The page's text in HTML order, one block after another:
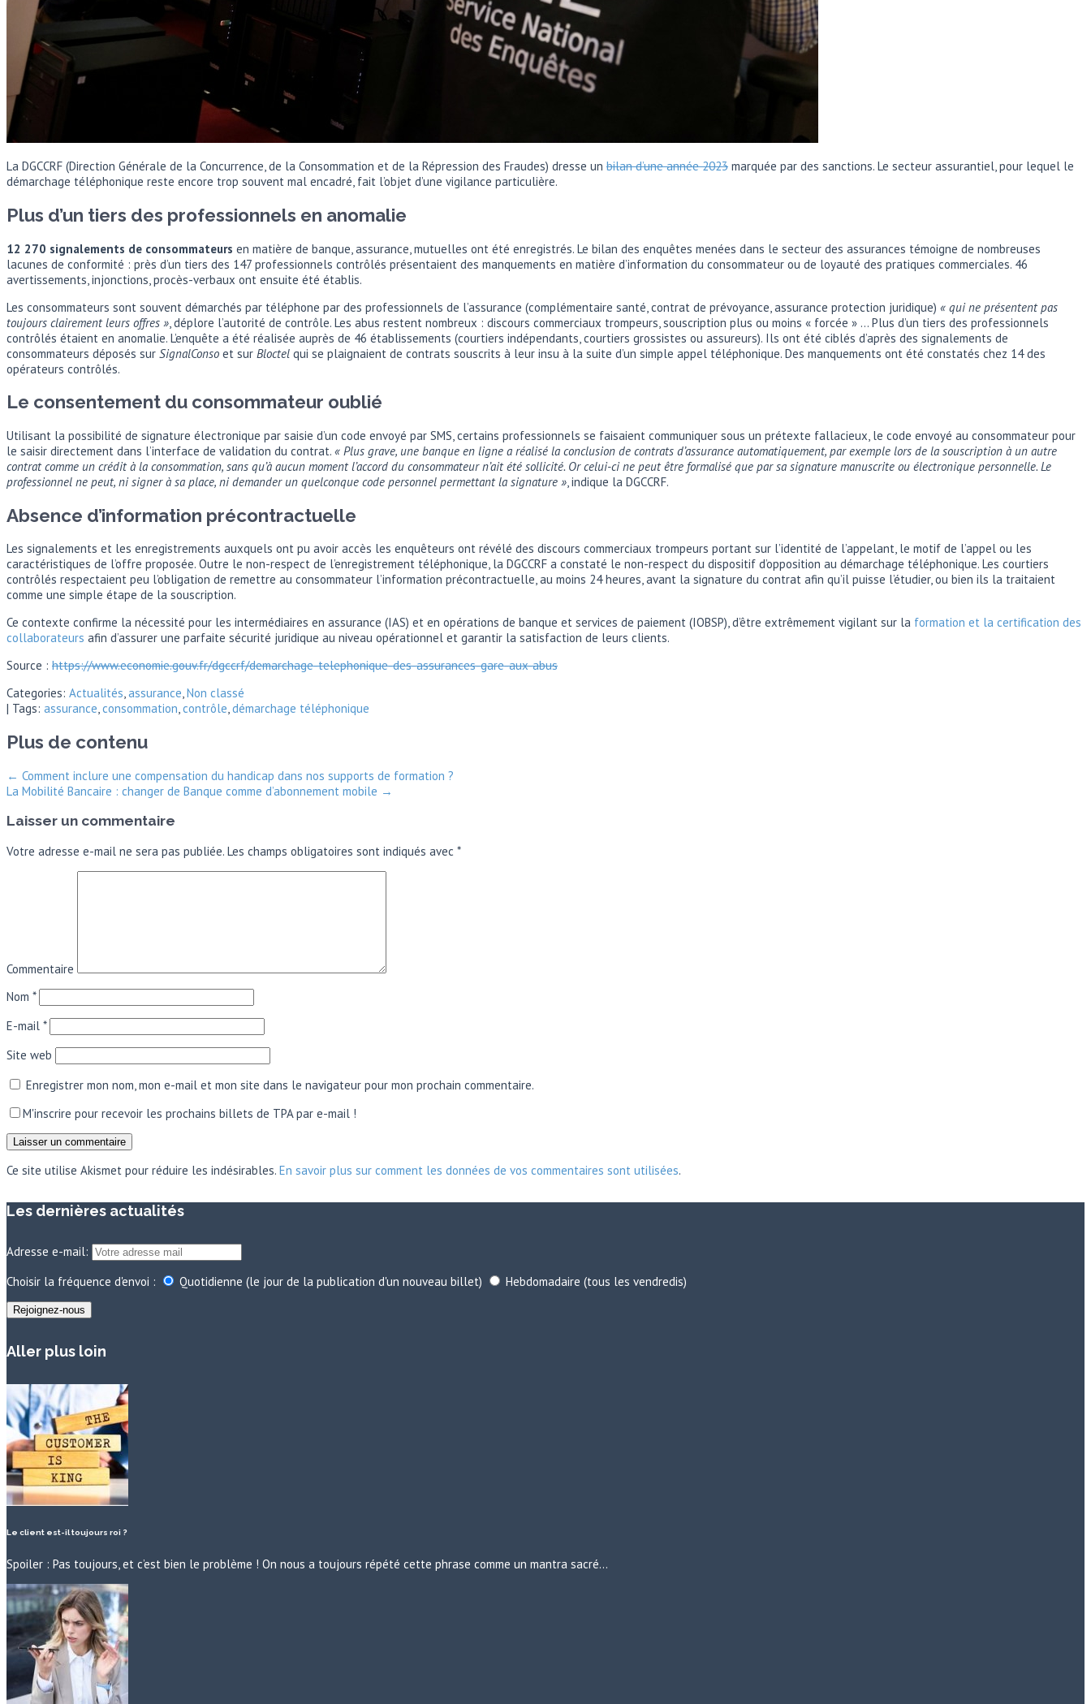
La DGCCRF (Direction Générale de la Concurrence, de la Consommation et de la Répression des Fraudes) dresse un bilan d’une année 2023 marquée par des sanctions. Le secteur assurantiel, pour lequel le
démarchage téléphonique reste encore trop souvent mal encadré, fait l’objet d’une vigilance particulière.
Plus d’un tiers des professionnels en anomalie
12 270 signalements de consommateurs en matière de banque, assurance, mutuelles ont été enregistrés. Le bilan des enquêtes menées dans le secteur des assurances témoigne de nombreuses
lacunes de conformité : près d’un tiers des 147 professionnels contrôlés présentaient des manquements en matière d’information du consommateur ou de loyauté des pratiques commerciales. 46
avertissements, injonctions, procès-verbaux ont ensuite été établis.
Les consommateurs sont souvent démarchés par téléphone par des professionnels de l’assurance (complémentaire santé, contrat de prévoyance, assurance protection juridique) « qui ne présentent pas
toujours clairement leurs offres » , déplore l’autorité de contrôle. Les abus restent nombreux : discours commerciaux trompeurs, souscription plus ou moins « forcée » … Plus d’un tiers des professionnels
contrôlés étaient en anomalie. L’enquête a été réalisée auprès de 46 établissements (courtiers indépendants, courtiers grossistes ou assureurs). Ils ont été ciblés d’après des signalements de
consommateurs déposés sur SignalConso et sur Bloctel qui se plaignaient de contrats souscrits à leur insu à la suite d’un simple appel téléphonique. Des manquements ont été constatés chez 14 des
opérateurs contrôlés.
Le consentement du consommateur oublié
Utilisant la possibilité de signature électronique par saisie d’un code envoyé par SMS, certains professionnels se faisaient communiquer sous un prétexte fallacieux, le code envoyé au consommateur pour
le saisir directement dans l’interface de validation du contrat. « Plus grave, une banque en ligne a réalisé la conclusion de contrats d’assurance automatiquement, par exemple lors de la souscription à un autre
contrat comme un crédit à la consommation, sans qu’à aucun moment l’accord du consommateur n’ait été sollicité. Or celui-ci ne peut être formalisé que par sa signature manuscrite ou électronique personnelle. Le
professionnel ne peut, ni signer à sa place, ni demander un quelconque code personnel permettant la signature », indique la DGCCRF.
Absence d’information précontractuelle
Les signalements et les enregistrements auxquels ont pu avoir accès les enquêteurs ont révélé des discours commerciaux trompeurs portant sur l’identité de l’appelant, le motif de l’appel ou les
caractéristiques de l’offre proposée. Outre le non-respect de l’enregistrement téléphonique, la DGCCRF a constaté le non-respect du dispositif d’opposition au démarchage téléphonique. Les courtiers
contrôlés respectaient peu l’obligation de remettre au consommateur l’information précontractuelle, au moins 24 heures, avant la signature du contrat afin qu’il puisse l’étudier, ou bien ils la traitaient
comme une simple étape de la souscription.
Ce contexte confirme la nécessité pour les intermédiaires en assurance (IAS) et en opérations de banque et services de paiement (IOBSP), d’être extrêmement vigilant sur la formation et la certification des
collaborateurs afin d’assurer une parfaite sécurité juridique au niveau opérationnel et garantir la satisfaction de leurs clients.
Source : https://www.economie.gouv.fr/dgccrf/demarchage-telephonique-des-assurances-gare-aux-abus
Categories: Actualités,assurance,Non classé
| Tags: assurance,consommation,contrôle,démarchage téléphonique
Plus de contenu
← Comment inclure une compensation du handicap dans nos supports de formation ?
La Mobilité Bancaire : changer de Banque comme d’abonnement mobile →
Laisser un commentaire
Votre adresse e-mail ne sera pas publiée. Les champs obligatoires sont indiqués avec *
Commentaire
Nom *
E-mail *
Site web
Enregistrer mon nom, mon e-mail et mon site dans le navigateur pour mon prochain commentaire.
M'inscrire pour recevoir les prochains billets de TPA par e-mail !
Ce site utilise Akismet pour réduire les indésirables. En savoir plus sur comment les données de vos commentaires sont utilisées.
Les dernières actualités
Adresse e-mail:
Choisir la fréquence d'envoi :
Quotidienne (le jour de la publication d'un nouveau billet) Hebdomadaire (tous les vendredis)
Aller plus loin
Le client est-il toujours roi ?
Spoiler : Pas toujours, et c’est bien le problème ! On nous a toujours répété cette phrase comme un mantra sacré…